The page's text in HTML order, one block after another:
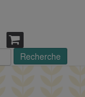
Recherche